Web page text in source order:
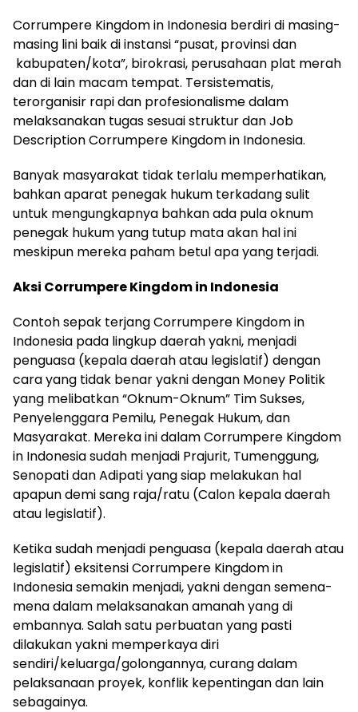
Corrumpere Kingdom in Indonesia berdiri di masing-
masing lini baik di instansi “pusat, provinsi dan
kabupaten/kota”, birokrasi, perusahaan plat merah
dan di lain macam tempat. Tersistematis,
terorganisir rapi dan profesionalisme dalam
melaksanakan tugassesuaistrukturdanJob
DescriptionCorrumpere Kingdom in Indonesia.
Banyak masyarakat tidak terlalu memperhatikan,
bahkan aparat penegak hukum terkadang sulit
untuk mengungkapnya bahkan ada pula oknum
penegak hukum yang tutup mata akan hal ini
meskipun mereka paham betulapa yang terjadi.
Aksi Corrumpere Kingdom in Indonesia
Contoh sepak terjangCorrumpere Kingdom in
Indonesia pada lingkupdaerah yakni, menjadi
penguasa (kepala daerah atau legislatif) dengan
cara yang tidak benar yakni dengan Money Politik
yang melibatkan“Oknum-Oknum” Tim Sukses,
Penyelenggara Pemilu, Penegak Hukum, dan
Masyarakat. Mereka ini dalamCorrumpere Kingdom
in Indonesiasudah menjadi Prajurit, Tumenggung,
SenopatidanAdipatiyang siap melakukan hal
apapun demi sang raja/ratu (Calon kepala daerah
atau legislatif).
Ketika sudah menjadi penguasa (kepala daerah atau
legislatif) eksitensiCorrumpere Kingdom in
Indonesiasemakin menjadi, yakni dengan semena-
mena dalam melaksanakan amanah yang di
embannya. Salah satu perbuatan yang pasti
dilakukanyakni memperkaya diri
sendiri/keluarga/golongannya, curang dalam
pelaksanaan proyek, konflik kepentingan dan lain
sebagainya.